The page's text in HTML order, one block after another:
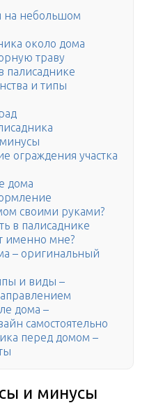
на небольшом
около дома
траву
палисаднике
и типы
ограждения участка
дома
своими руками?
в палисаднике
именно мне?
– оригинальный
и виды –
дома –
самостоятельно
перед домом –
и минусы